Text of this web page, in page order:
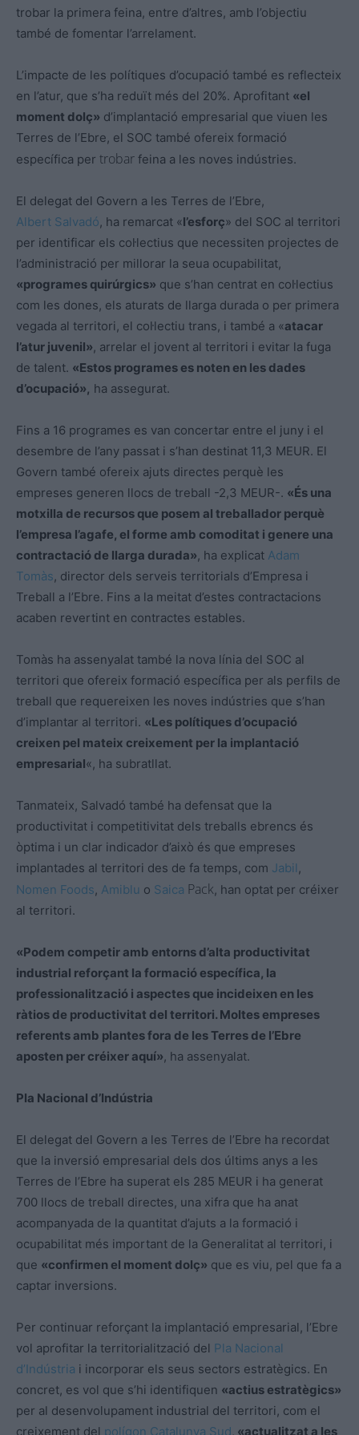
trobar la primera feina, entre d’altres, amb l’objectiu
també de fomentar l’arrelament.
L’impacte de les polítiques d’ocupació també es reflecteix
en l’atur, que s’ha reduït més del 20%. Aprofitant «el
moment dolç» d’implantació empresarial que viuen les
Terres de l’Ebre, el SOC també ofereix formació
específica per trobar feina a les noves indústries.
El delegat del Govern a les Terres de l’Ebre,
Albert Salvadó, ha remarcat «l’esforç» del SOC al territori
per identificar els col·lectius que necessiten projectes de
l’administració per millorar la seua ocupabilitat,
«programes quirúrgics» que s’han centrat en col·lectius
com les dones, els aturats de llarga durada o per primera
vegada al territori, el col·lectiu trans, i també a «atacar
l’atur juvenil», arrelar el jovent al territori i evitar la fuga
de talent. «Estos programes es noten en les dades
d’ocupació», ha assegurat.
Fins a 16 programes es van concertar entre el juny i el
desembre de l’any passat i s’han destinat 11,3 MEUR. El
Govern també ofereix ajuts directes perquè les
empreses generen llocs de treball -2,3 MEUR-. «És una
motxilla de recursos que posem al treballador perquè
l’empresa l’agafe, el forme amb comoditat i genere una
contractació de llarga durada», ha explicat Adam
Tomàs, director dels serveis territorials d’Empresa i
Treball a l’Ebre. Fins a la meitat d’estes contractacions
acaben revertint en contractes estables.
Tomàs ha assenyalat també la nova línia del SOC al
territori que ofereix formació específica per als perfils de
treball que requereixen les noves indústries que s’han
d’implantar al territori. «Les polítiques d’ocupació
creixen pel mateix creixement per la implantació
empresarial«, ha subratllat.
Tanmateix, Salvadó també ha defensat que la
productivitat i competitivitat dels treballs ebrencs és
òptima i un clar indicador d’això és que empreses
implantades al territori des de fa temps, com Jabil,
Nomen Foods, Amiblu o Saica Pack, han optat per créixer
al territori.
«Podem competir amb entorns d’alta productivitat
industrial reforçant la formació específica, la
professionalització i aspectes que incideixen en les
ràtios de productivitat del territori. Moltes empreses
referents amb plantes fora de les Terres de l’Ebre
aposten per créixer aquí», ha assenyalat.
Pla Nacional d’Indústria
El delegat del Govern a les Terres de l’Ebre ha recordat
que la inversió empresarial dels dos últims anys a les
Terres de l’Ebre ha superat els 285 MEUR i ha generat
700 llocs de treball directes, una xifra que ha anat
acompanyada de la quantitat d’ajuts a la formació i
ocupabilitat més important de la Generalitat al territori, i
que «confirmen el moment dolç» que es viu, pel que fa a
captar inversions.
Per continuar reforçant la implantació empresarial, l’Ebre
vol aprofitar la territorialització del Pla Nacional
d’Indústria i incorporar els seus sectors estratègics. En
concret, es vol que s’hi identifiquen «actius estratègics»
per al desenvolupament industrial del territori, com el
creixement del polígon Catalunya Sud, «actualitzat a les